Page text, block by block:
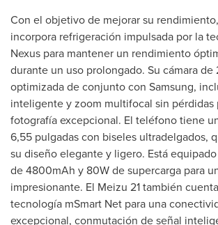
Con el objetivo de mejorar su
incorpora refrigeración impulsada por la
Nexus para mantener un rendimiento
durante un uso prolongado. Su cámara de
optimizada de conjunto con Samsung,
inteligente y zoom multifocal sin pérdidas
fotografía excepcional. El teléfono tiene
6,55 pulgadas con biseles ultradelgados,
su diseño elegante y ligero. Está
de 4800mAh y 80W de supercarga para
impresionante. El Meizu 21 también
tecnología mSmart Net para una
excepcional, conmutación de señal